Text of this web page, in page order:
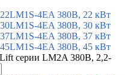
4EA 380В, 22 кВт
4EA 380В, 30 кВт
4EA 380В, 37 кВт
4EA 380В, 45 кВт
серии LM2A 380В, 2,2-